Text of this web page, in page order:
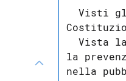
Visti
Vista
la
nella